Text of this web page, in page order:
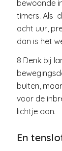
bewoonde
timers. Als
acht uur,
dan is het
8 Denk bij
buiten,
voor de
lichtje aan.
En